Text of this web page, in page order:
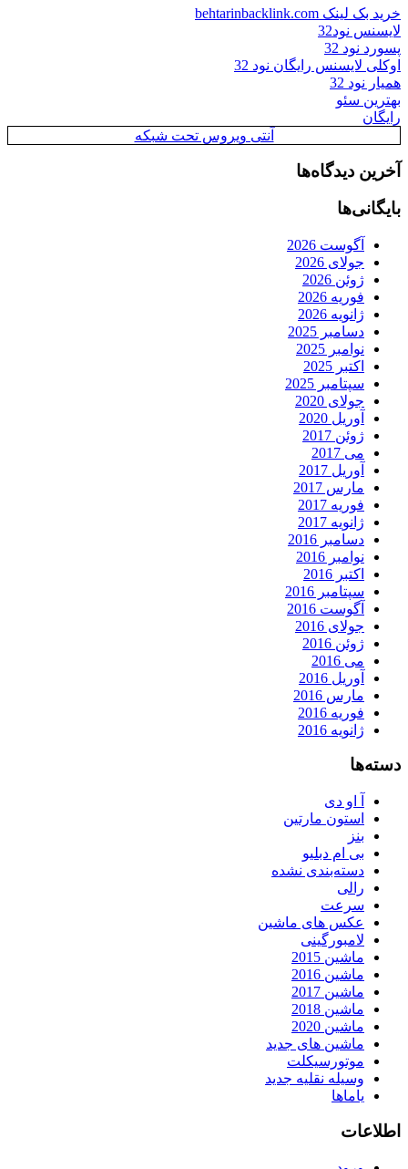
خرید بک لینک behtarinbacklink.com
لایسنس نود32
پسورد نود 32
اوکلی لایسنس رایگان نود 32
همیار نود 32
بهترین سئو
رایگان
آنتی ویروس تحت شبکه
آخرین دیدگاه‌ها
بایگانی‌ها
آگوست 2026
جولای 2026
ژوئن 2026
فوریه 2026
ژانویه 2026
دسامبر 2025
نوامبر 2025
اکتبر 2025
سپتامبر 2025
جولای 2020
آوریل 2020
ژوئن 2017
می 2017
آوریل 2017
مارس 2017
فوریه 2017
ژانویه 2017
دسامبر 2016
نوامبر 2016
اکتبر 2016
سپتامبر 2016
آگوست 2016
جولای 2016
ژوئن 2016
می 2016
آوریل 2016
مارس 2016
فوریه 2016
ژانویه 2016
دسته‌ها
آ او دی
استون مارتین
بنز
بی ام دبلیو
دسته‌بندی نشده
رالی
سرعت
عکس های ماشین
لامبورگینی
ماشین 2015
ماشین 2016
ماشین 2017
ماشین 2018
ماشین 2020
ماشین های جدید
موتورسیکلت
وسیله نقلیه جدید
یاماها
اطلاعات